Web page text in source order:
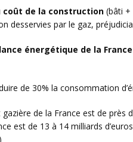
coût de la construction (bâti +
desservies par le gaz,
énergétique de la
de 30% la consommation
de la France est de près
est de 13 à 14 milliards